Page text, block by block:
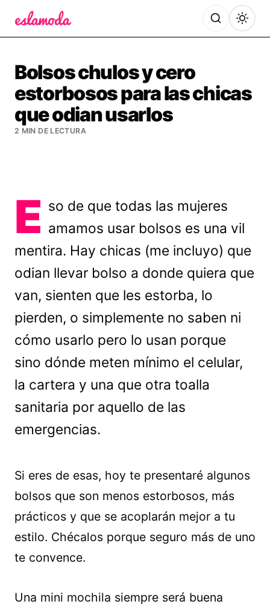
Bolsos chulos y cero
estorbosos para las chicas
que odian usarlos
2 MIN DE LECTURA
E so de que todas las mujeres
amamos usar bolsos es una vil
mentira. Hay chicas (me incluyo) que
odian llevar bolso a donde quiera que
van, sienten que les estorba, lo
pierden, o simplemente no saben ni
cómo usarlo pero lo usan porque
sino dónde meten mínimo el celular,
la cartera y una que otra toalla
sanitaria por aquello de las
emergencias.
Si eres de esas, hoy te presentaré algunos
bolsos que son menos estorbosos, más
prácticos y que se acoplarán mejor a tu
estilo. Chécalos porque seguro más de uno
te convence.
Una mini mochila siempre será buena